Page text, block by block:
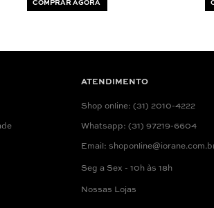
COMPRAR AGORA
ATENDIMENTO
Shop online: (31) 2010-4222
Whatsapp: (31) 97219-6604
Email:
Seg a Sex - 10h às 18h
Nossas Lojas